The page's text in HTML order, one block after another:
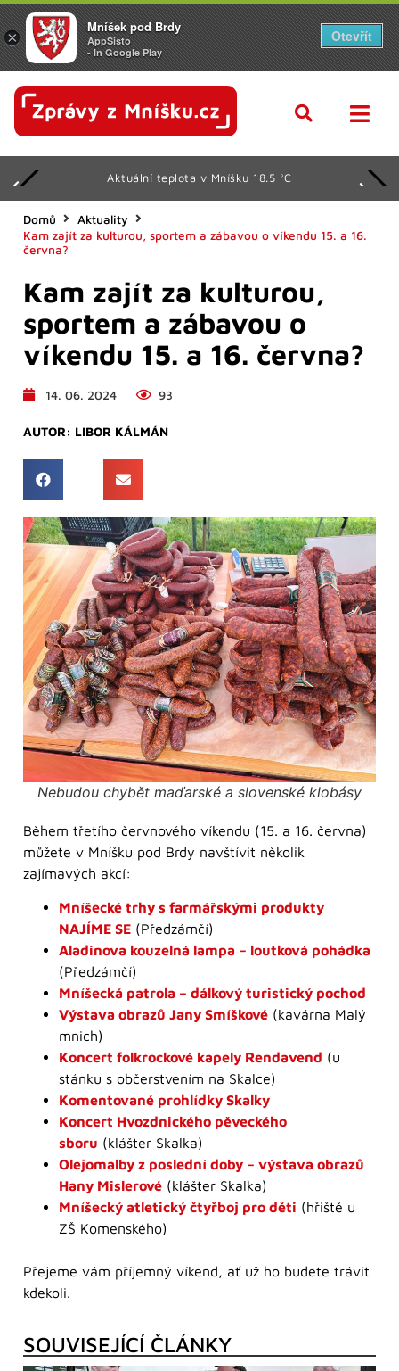
Aktuální teplota v Mníšku 18.5 °C
Domů
Aktuality
Kam zajít za kulturou, sportem a zábavou o víkendu 15. a 16.
června?
Kam zajít za kulturou,
sportem a zábavou o
víkendu 15. a 16. června?
14. 06. 2024 93
AUTOR: LIBOR KÁLMÁN
Nebudou chybět maďarské a slovenské klobásy
Během třetího červnového víkendu (15. a 16. června)
můžete v Mníšku pod Brdy navštívit několik
zajímavých akcí:
Mníšecké trhy s farmářskými produkty
NAJÍME SE (Předzámčí)
Aladinova kouzelná lampa – loutková pohádka
(Předzámčí)
Mníšecká patrola – dálkový turistický pochod
Výstava obrazů Jany Smíškové (kavárna Malý
mnich)
Koncert folkrockové kapely Rendavend (u
stánku s občerstvením na Skalce)
Komentované prohlídky Skalky
Koncert Hvozdnického pěveckého
sboru (klášter Skalka)
Olejomalby z poslední doby – výstava obrazů
Hany Mislerové (klášter Skalka)
Mníšecký atletický čtyřboj pro děti (hřiště u
ZŠ Komenského)
Přejeme vám příjemný víkend, ať už ho budete trávit
kdekoli.
SOUVISEJÍCÍ ČLÁNKY
×
Mníšek pod Brdy
AppSisto
- In Google Play
Otevřít